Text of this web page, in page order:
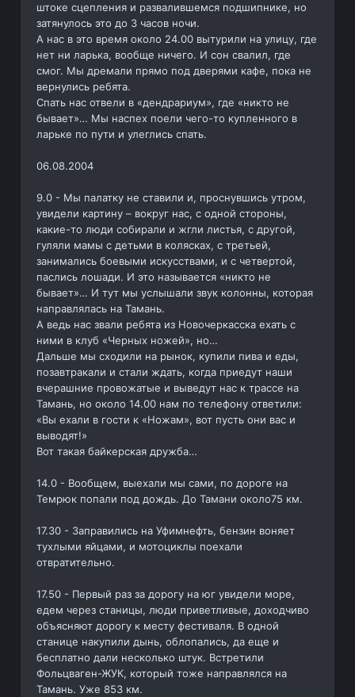
штоке сцепления и развалившемся подшипнике, но
затянулось это до 3 часов ночи.
А нас в это время около 24.00 вытурили на улицу, где
нет ни ларька, вообще ничего. И сон свалил, где
смог. Мы дремали прямо под дверями кафе, пока не
вернулись ребята.
Спать нас отвели в «дендрариум», где «никто не
бывает»… Мы наспех поели чего-то купленного в
ларьке по пути и улеглись спать.
06.08.2004
9.0 - Мы палатку не ставили и, проснувшись утром,
увидели картину – вокруг нас, с одной стороны,
какие-то люди собирали и жгли листья, с другой,
гуляли мамы с детьми в колясках, с третьей,
занимались боевыми искусствами, и с четвертой,
паслись лошади. И это называется «никто не
бывает»… И тут мы услышали звук колонны, которая
направлялась на Тамань.
А ведь нас звали ребята из Новочеркасска ехать с
ними в клуб «Черных ножей», но…
Дальше мы сходили на рынок, купили пива и еды,
позавтракали и стали ждать, когда приедут наши
вчерашние провожатые и выведут нас к трассе на
Тамань, но около 14.00 нам по телефону ответили:
«Вы ехали в гости к «Ножам», вот пусть они вас и
выводят!»
Вот такая байкерская дружба…
14.0 - Вообщем, выехали мы сами, по дороге на
Темрюк попали под дождь. До Тамани около75 км.
17.30 - Заправились на Уфимнефть, бензин воняет
тухлыми яйцами, и мотоциклы поехали
отвратительно.
17.50 - Первый раз за дорогу на юг увидели море,
едем через станицы, люди приветливые, доходчиво
объясняют дорогу к месту фестиваля. В одной
станице накупили дынь, облопались, да еще и
бесплатно дали несколько штук. Встретили
Фольцваген-ЖУК, который тоже направлялся на
Тамань. Уже 853 км.